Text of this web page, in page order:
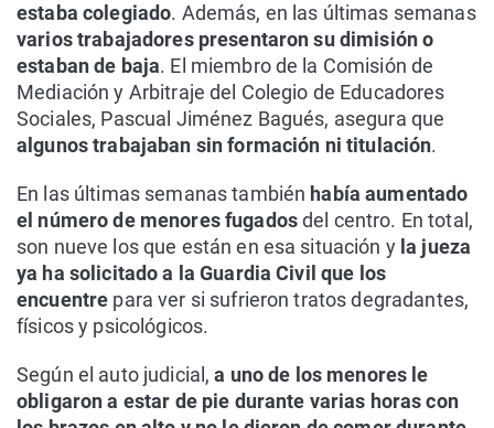
estaba colegiado. Además, en las últimas semanas
varios trabajadores presentaron su dimisión o
estaban de baja. El miembro de la Comisión de
Mediación y Arbitraje del Colegio de Educadores
Sociales, Pascual Jiménez Bagués, asegura que
algunos trabajaban sin formación ni titulación.
En las últimas semanas también había aumentado
el número de menores fugadosdel centro. En total,
son nueve los que están en esa situación y la jueza
ya ha solicitado a la Guardia Civil que los
encuentre para ver si sufrieron tratos degradantes,
físicos y psicológicos.
Según el auto judicial,a uno de los menores le
obligaron a estar de pie durante varias horas con